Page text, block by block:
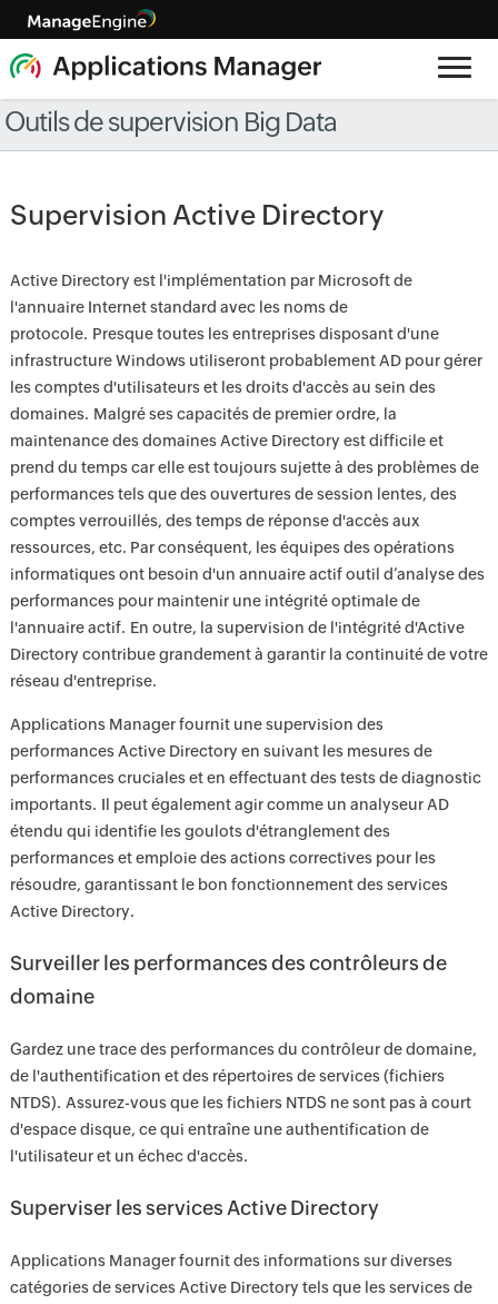
Outils de supervision Big Data
Supervision Active Directory
Active Directory est l'implémentation par Microsoft de
l'annuaire Internet standard avec les noms de
protocole. Presque toutes les entreprises disposant d'une
infrastructure Windows utiliseront probablement AD pour gérer
les comptes d'utilisateurs et les droits d'accès au sein des
domaines. Malgré ses capacités de premier ordre, la
maintenance des domaines Active Directory est difficile et
prend du temps car elle est toujours sujette à des problèmes de
performances tels que des ouvertures de session lentes, des
comptes verrouillés, des temps de réponse d'accès aux
ressources, etc. Par conséquent, les équipes des opérations
informatiques ont besoin d'un annuaire actif outil d’analyse des
performances pour maintenir une intégrité optimale de
l'annuaire actif. En outre, la supervision de l'intégrité d'Active
Directory contribue grandement à garantir la continuité de votre
réseau d'entreprise.
Applications Manager fournit une supervision des
performances Active Directory en suivant les mesures de
performances cruciales et en effectuant des tests de diagnostic
importants. Il peut également agir comme un analyseur AD
étendu qui identifie les goulots d'étranglement des
performances et emploie des actions correctives pour les
résoudre, garantissant le bon fonctionnement des services
Active Directory.
Surveiller les performances des contrôleurs de
domaine
Gardez une trace des performances du contrôleur de domaine,
de l'authentification et des répertoires de services (fichiers
NTDS). Assurez-vous que les fichiers NTDS ne sont pas à court
d'espace disque, ce qui entraîne une authentification de
l'utilisateur et un échec d'accès.
Superviser les services Active Directory
Applications Manager fournit des informations sur diverses
catégories de services Active Directory tels que les services de